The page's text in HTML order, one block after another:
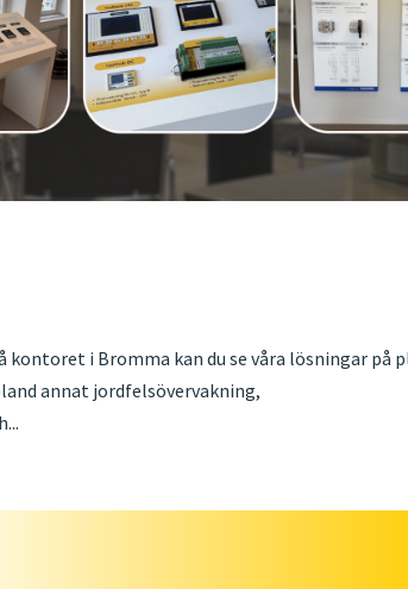
i Bromma kan du se våra lösningar på
annat jordfelsövervakning,